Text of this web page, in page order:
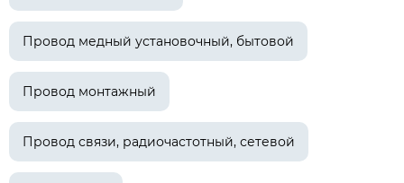
Провод медный установочный, бытовой
Провод монтажный
Провод связи, радиочастотный, сетевой